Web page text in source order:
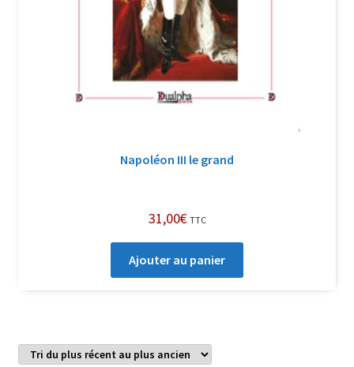
Napoléon III le grand
31,00€ TTC
Ajouter au panier